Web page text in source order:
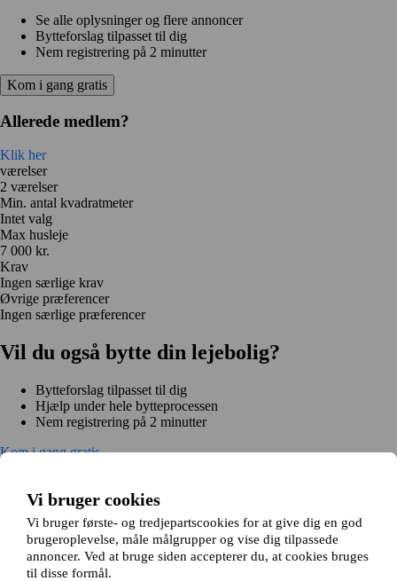
Vi bruger cookies
Vi bruger første- og tredjepartscookies for at give dig en god
brugeroplevelse, måle målgrupper og vise dig tilpassede
annoncer. Ved at bruge siden accepterer du, at cookies bruges
til disse formål.
Se alle oplysninger og flere annoncer
Bytteforslag tilpasset til dig
Nem registrering på 2 minutter
Kom i gang gratis
Allerede medlem?
Klik her
værelser
2 værelser
Min. antal kvadratmeter
Intet valg
Max husleje
7 000 kr.
Krav
Ingen særlige krav
Øvrige præferencer
Ingen særlige præferencer
Vil du også bytte din lejebolig?
Bytteforslag tilpasset til dig
Hjælp under hele bytteprocessen
Nem registrering på 2 minutter
Kom i gang gratis
Læs mere
Nyheder og tips
Om Hjembytte.dk
Om osGenerelle vilkår og betingelser Behandling af
personoplysninger CookiepolitikSitemap